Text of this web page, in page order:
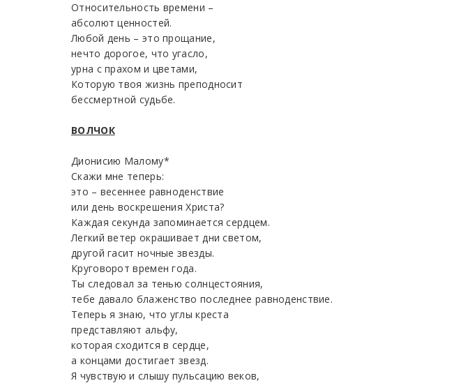
Относительность времени –
абсолют ценностей.
Любой день – это прощание,
нечто дорогое, что угасло,
урна с прахом и цветами,
Которую твоя жизнь преподносит
бессмертной судьбе.
ВОЛЧОК
Дионисию Малому*
Скажи мне теперь:
это – весеннее равноденствие
или день воскрешения Христа?
Каждая секунда запоминается сердцем.
Легкий ветер окрашивает дни светом,
другой гасит ночные звезды.
Круговорот времен года.
Ты следовал за тенью солнцестояния,
тебе давало блаженство последнее равноденствие.
Теперь я знаю, что углы креста
представляют альфу,
которая сходится в сердце,
а концами достигает звезд.
Я чувствую и слышу пульсацию веков,